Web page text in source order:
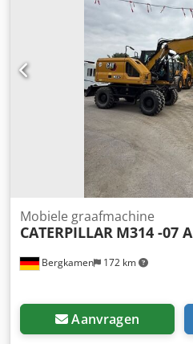
Bergkamen 172 km
Mobiele graafmachine
CATERPILLAR M314 -07 A
Aanvragen